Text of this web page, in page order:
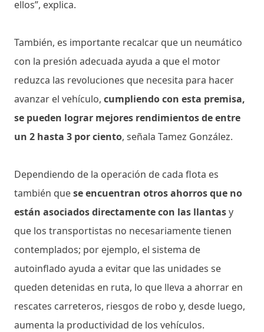
ellos”, explica.
También, es importante recalcar que un neumático
con la presión adecuada ayuda a que el motor
reduzca las revoluciones que necesita para hacer
avanzar el vehículo, cumpliendo con esta premisa,
se pueden lograr mejores rendimientos de entre
un 2 hasta 3 por ciento, señala Tamez González.
Dependiendo de la operación de cada flota es
también quese encuentran otros ahorros que no
están asociados directamente con las llantasy
que los transportistas no necesariamente tienen
contemplados; por ejemplo, el sistema de
autoinflado ayuda a evitar que las unidades se
queden detenidas en ruta, lo que lleva a ahorrar en
rescates carreteros, riesgos de robo y, desde luego,
aumenta la productividad de los vehículos.